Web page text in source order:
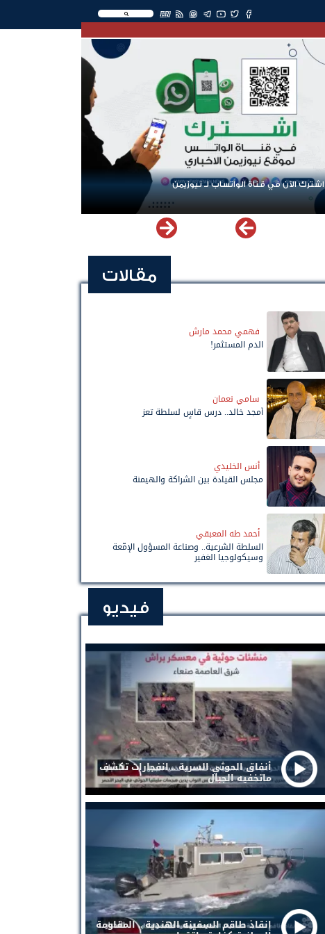
EN
اشترك الآن في قناة الواتساب لـ نيوزيمن
مقالات
فهمي محمد مارش
الدم المستثمر!
سامي نعمان
أمجد خالد.. درس قاسٍ لسلطة تعز
أنس الخليدي
مجلس القيادة بين الشراكة والهيمنة
أحمد طه المعبقي
السلطة الشرعية.. وصناعة المسؤول الإمّعة
وسيكولوجيا الغفير
فيديو
أنفاق الحوثي السرية .. انفجارات تكشف
ماتخفيه الجبال
إنقاذ طاقم السفينة الهندية .. المقاومة